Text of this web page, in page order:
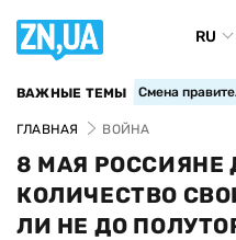
RU
ВАЖНЫЕ ТЕМЫ Смена
ГЛАВНАЯ ВОЙНА
8 МАЯ РОССИЯНЕ
КОЛИЧЕСТВО
ЛИ НЕ ДО